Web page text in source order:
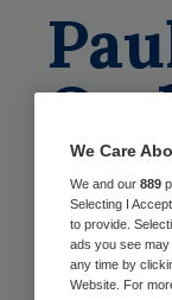
We Care
We and our 889
Selecting I
to provide.
ads you see
any time by
Website. For